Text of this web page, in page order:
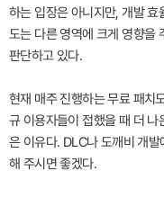
하는 입장은 아니지만, 개발
도는 다른 영역에 크게 영향을
판단하고 있다.
현재 매주 진행하는 무료 패치
규 이용자들이 접했을 때 더
은 이유다. DLC나 도깨비 개
해 주시면 좋겠다.